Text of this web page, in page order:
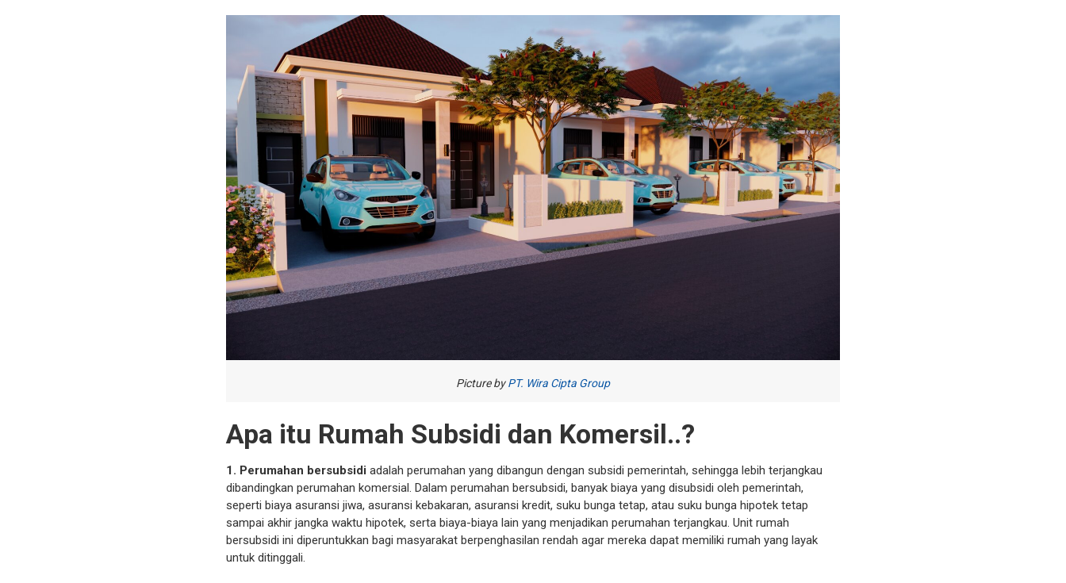
Picture byPT. Wira Cipta Group
Apa itu Rumah Subsidi dan Komersil..?
1. Perumahan bersubsidi adalah perumahan yang dibangun dengan subsidi pemerintah, sehingga lebih terjangkau
dibandingkan perumahan komersial. Dalam perumahan bersubsidi, banyak biaya yang disubsidi oleh pemerintah,
seperti biaya asuransi jiwa, asuransi kebakaran, asuransi kredit, suku bunga tetap, atau suku bunga hipotek tetap
sampai akhir jangka waktu hipotek, serta biaya-biaya lain yang menjadikan perumahan terjangkau. Unit rumah
bersubsidi ini diperuntukkan bagi masyarakat berpenghasilan rendah agar mereka dapat memiliki rumah yang layak
untuk ditinggali.